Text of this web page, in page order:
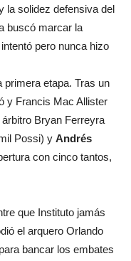
la solidez defensiva del
buscó marcar la
pero nunca hizo
primera etapa. Tras un
y Francis Mac Allister
Bryan Ferreyra
Possi) y Andrés
con cinco tantos,
que Instituto jamás
el arquero Orlando
bancar los embates